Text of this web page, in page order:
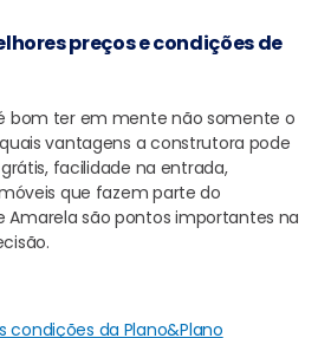
preços e condições de
bom ter em mente não somente o
vantagens a construtora pode
facilidade na entrada,
que fazem parte do
Amarela são pontos importantes na
condições da Plano&Plano